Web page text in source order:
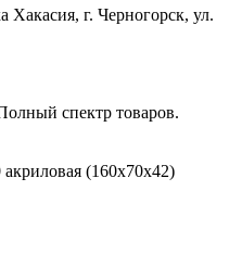
Хакасия, г. Черногорск, ул.
спектр товаров.
(160х70х42)